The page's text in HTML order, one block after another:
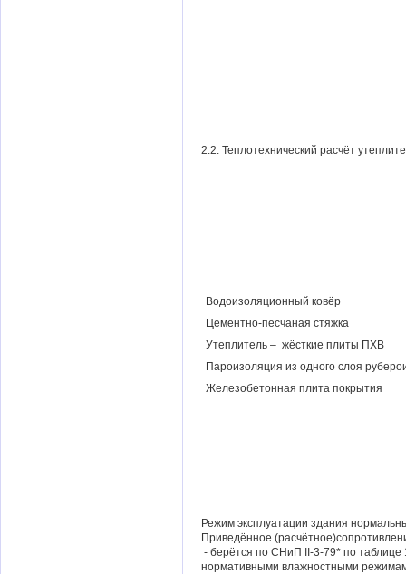
2.2. Теплотехнический расчёт
Водоизоляционный ковёр
Цементно-песчаная стяжка
Утеплитель – жёсткие плиты ПХВ
Пароизоляция из одного слоя
Железобетонная плита покрытия
Режим эксплуатации здания
Приведённое
- берётся по СНиП II-3-79* по
нормативными влажностными